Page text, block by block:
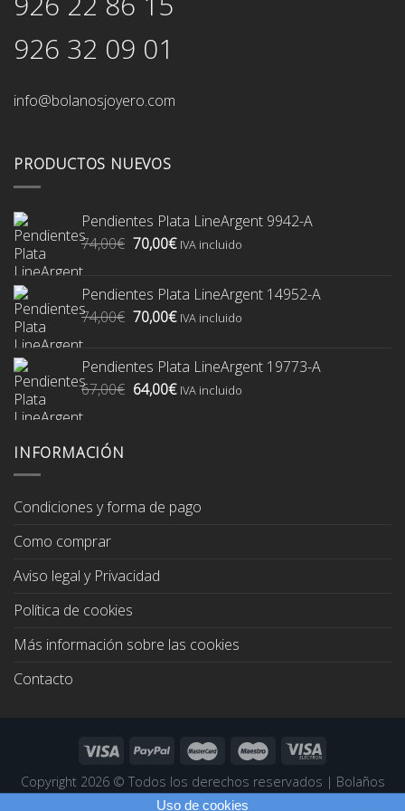
926 32 09 01
info@bolanosjoyero.com
PRODUCTOS NUEVOS
Pendientes Plata LineArgent 9942-A
74,00€ El
era:
74,00€.
70,00€El
es:
70,00€.
IVA incluido
Pendientes Plata LineArgent 14952-A
74,00€ El
era:
74,00€.
70,00€El
es:
70,00€.
IVA incluido
Pendientes Plata LineArgent 19773-A
67,00€ El
64,00€ElIVA incluido
INFORMACIÓN
Condiciones y forma de pago
Como comprar
Aviso legal y Privacidad
Política de cookies
Más información sobre las cookies
Contacto
Copyright 2026 © Todos los derechos reservados | Bolaños
Páginas Web Profesionales
Uso de cookies